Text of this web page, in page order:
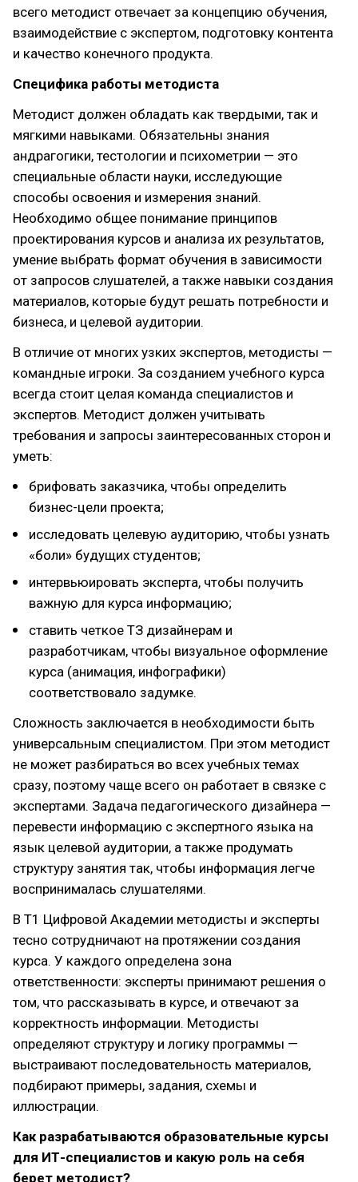
всего методист отвечает за концепцию обучения,
взаимодействие с экспертом, подготовку контента
и качество конечного продукта.
Специфика работы методиста
Методист должен обладать как твердыми, так и
мягкими навыками. Обязательны знания
андрагогики, тестологии и психометрии — это
специальные области науки, исследующие
способы освоения и измерения знаний.
Необходимо общее понимание принципов
проектирования курсов и анализа их результатов,
умение выбрать формат обучения в зависимости
от запросов слушателей, а также навыки создания
материалов, которые будут решать потребности и
бизнеса, и целевой аудитории.
В отличие от многих узких экспертов, методисты —
командные игроки. За созданием учебного курса
всегда стоит целая команда специалистов и
экспертов. Методист должен учитывать
требования и запросы заинтересованных сторон и
уметь:
брифовать заказчика, чтобы определить
бизнес-цели проекта;
исследовать целевую аудиторию, чтобы узнать
«боли» будущих студентов;
интервьюировать эксперта, чтобы получить
важную для курса информацию;
ставить четкое ТЗ дизайнерам и
разработчикам, чтобы визуальное оформление
курса (анимация, инфографики)
соответствовало задумке.
Сложность заключается в необходимости быть
универсальным специалистом. При этом методист
не может разбираться во всех учебных темах
сразу, поэтому чаще всего он работает в связке с
экспертами. Задача педагогического дизайнера —
перевести информацию с экспертного языка на
язык целевой аудитории, а также продумать
структуру занятия так, чтобы информация легче
воспринималась слушателями.
В Т1 Цифровой Академии методисты и эксперты
тесно сотрудничают на протяжении создания
курса. У каждого определена зона
ответственности: эксперты принимают решения о
том, что рассказывать в курсе, и отвечают за
корректность информации. Методисты
определяют структуру и логику программы —
выстраивают последовательность материалов,
подбирают примеры, задания, схемы и
иллюстрации.
Как разрабатываются образовательные курсы
для ИТ-специалистов и какую роль на себя
берет методист?